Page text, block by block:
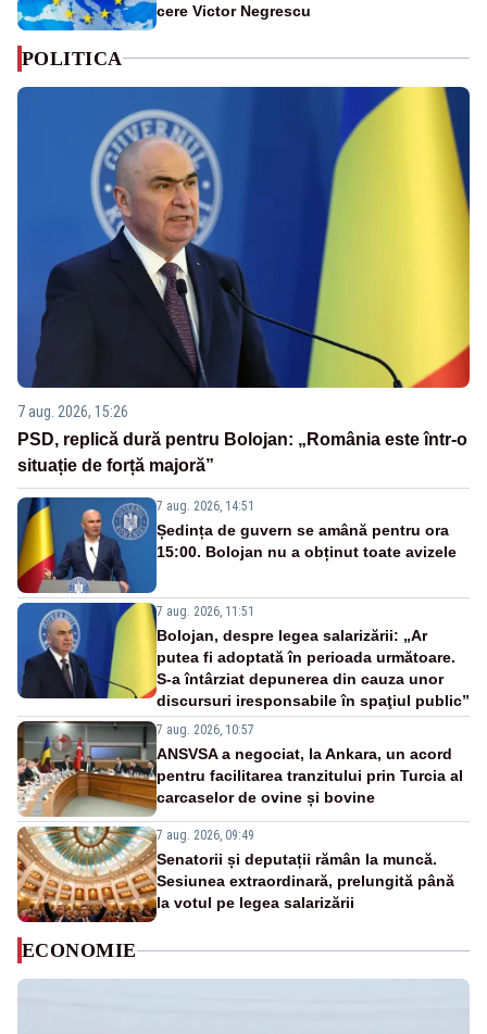
cere Victor Negrescu
POLITICA
7 aug. 2026, 15:26
PSD, replică dură pentru Bolojan: „România este într-o
situație de forță majoră”
7 aug. 2026, 14:51
Ședința de guvern se amână pentru ora
15:00. Bolojan nu a obținut toate avizele
7 aug. 2026, 11:51
Bolojan, despre legea salarizării: „Ar
putea fi adoptată în perioada următoare.
S-a întârziat depunerea din cauza unor
discursuri iresponsabile în spaţiul public”
7 aug. 2026, 10:57
ANSVSA a negociat, la Ankara, un acord
pentru facilitarea tranzitului prin Turcia al
carcaselor de ovine și bovine
7 aug. 2026, 09:49
Senatorii și deputații rămân la muncă.
Sesiunea extraordinară, prelungită până
la votul pe legea salarizării
ECONOMIE